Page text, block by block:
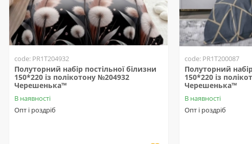
code: PR1T204932
Полуторний набір постільної білизни
150*220 із полікотону №204932
Черешенька™
В наявності
Опт і роздріб
code: PR1T200087
Полуторний
150*220 із
Черешенька™
В наявності
Опт і роздріб